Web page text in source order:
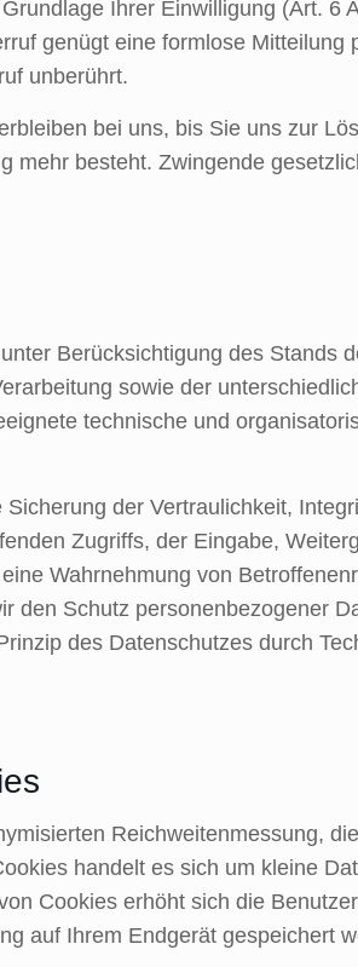
Ihrer Einwilligung (Art. 6
genügt eine formlose
unberührt.
bei uns, bis Sie uns zur
mehr besteht. Zwingende
Berücksichtigung des Stands
sowie der
technische und
der Vertraulichkeit,
Zugriffs, der Eingabe,
Wahrnehmung von
den Schutz personenbezogener
des Datenschutzes durch
Reichweitenmessung,
handelt es sich um kleine
Cookies erhöht sich die
auf Ihrem Endgerät gespeichert